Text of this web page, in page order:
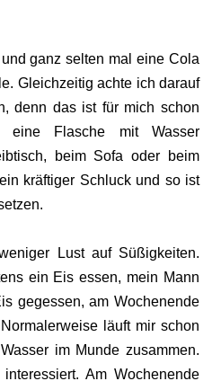
ganz selten mal eine Cola
Gleichzeitig achte ich darauf
denn das ist für mich schon
Flasche mit Wasser
beim Sofa oder beim
kräftiger Schluck und so ist
Lust auf Süßigkeiten.
ein Eis essen, mein Mann
gegessen, am Wochenende
läuft mir schon
im Munde zusammen.
Am Wochenende